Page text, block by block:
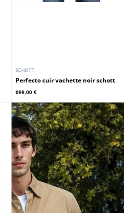
SCHOTT
Perfecto cuir vachette noir schott
699,00 €